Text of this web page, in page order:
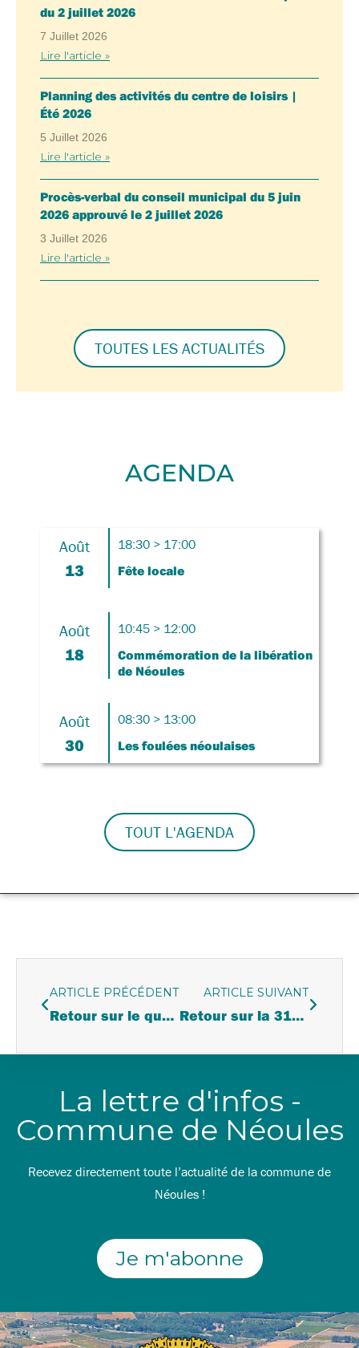
du 2 juillet 2026
7 Juillet 2026
Lire l'article »
Planning des activités du centre de loisirs |
Été 2026
5 Juillet 2026
Lire l'article »
Procès-verbal du conseil municipal du 5 juin
2026 approuvé le 2 juillet 2026
3 Juillet 2026
Lire l'article »
TOUTES LES ACTUALITÉS
AGENDA
Août
13
18:30 > 17:00
Fête locale
Août
18
10:45 > 12:00
Commémoration de la libération
de Néoules
Août
30
08:30 > 13:00
Les foulées néoulaises
TOUT L'AGENDA
ARTICLE PRÉCÉDENT
Retour sur le quarantième anniversaire de l’association La CLEF
ARTICLE SUIVANT
Retour sur la 31ème conférence scientifique de Néoules
La lettre d'infos -
Commune de Néoules
Recevez directement toute l’actualité de la commune de
Néoules !
Je m'abonne